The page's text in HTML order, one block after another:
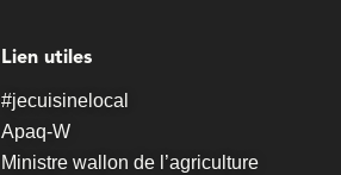
Lien utiles
#jecuisinelocal
Apaq-W
Ministre wallon de l’agriculture